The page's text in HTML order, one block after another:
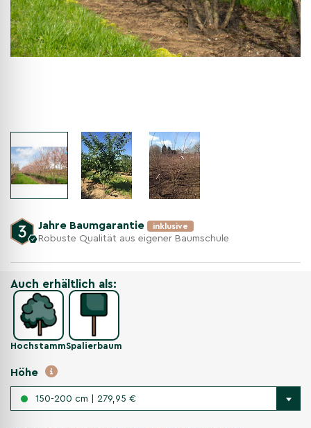
Jahre Baumgarantie inklusive
Robuste Qualität aus eigener Baumschule
Auch erhältlich als:
HochstammSpalierbaum
Höhe
150-200 cm | 279,95 €